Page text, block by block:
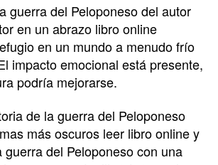
guerra del Peloponeso del autor
en un abrazo libro online​
en un mundo a menudo frío
impacto emocional está presente,
podría mejorarse.
de la guerra del Peloponeso
más oscuros leer libro online​ y
guerra del Peloponeso con una